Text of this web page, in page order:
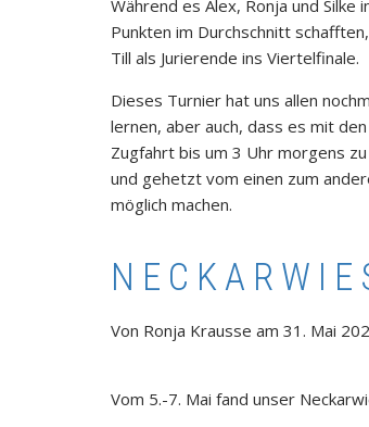
Während es Alex, Ronja und
Punkten im Durchschnitt
Till als Jurierende ins Viertelfinale.
Dieses Turnier hat uns allen
lernen, aber auch, dass es mit
Zugfahrt bis um 3 Uhr morgens
und gehetzt vom einen zum
möglich machen.
Von Ronja Krausse am 31. Mai
Vom 5.-7. Mai fand unser